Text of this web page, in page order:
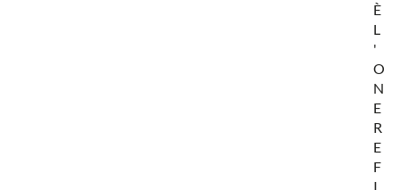
È
L
'
O
N
E
R
E
F
I